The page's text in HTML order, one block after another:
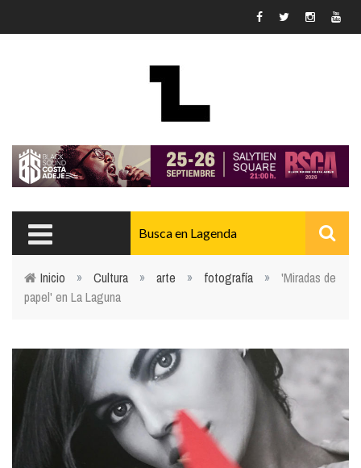
Usted está aquí
Inicio » Cultura » arte » fotografía »
'Miradas de
papel' en La Laguna